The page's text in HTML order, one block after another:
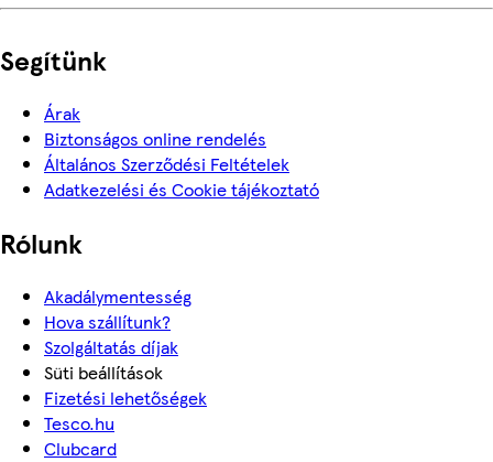
Segítünk
Árak
Biztonságos online rendelés
Általános Szerződési Feltételek
Adatkezelési és Cookie tájékoztató
Rólunk
Akadálymentesség
Hova szállítunk?
Szolgáltatás díjak
Süti beállítások
Fizetési lehetőségek
Tesco.hu
Clubcard